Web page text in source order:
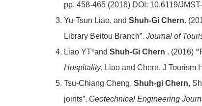
pp. 458-465 (2016) DOI: 10.6119/
Yu-Tsun Liao, and Shuh-Gi Chern.
Library Beitou Branch”. Journal of
Liao YT*and Shuh-Gi Chern . (2016) “
Hospitality, Liao and Chern, J Tourism
Tsu-Chiang Cheng, Shuh-gi Chern,
joints”, Geotechnical Engineering